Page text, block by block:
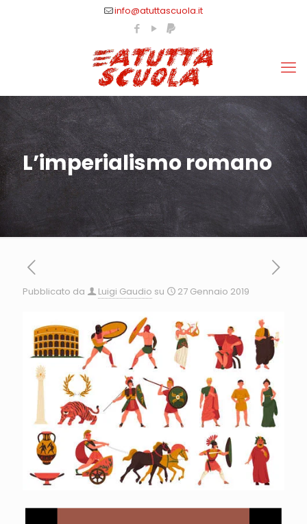
info@atuttascuola.it
L’imperialismo romano
Pubblicato da Luigi Gaudio su 27 Gennaio 2019